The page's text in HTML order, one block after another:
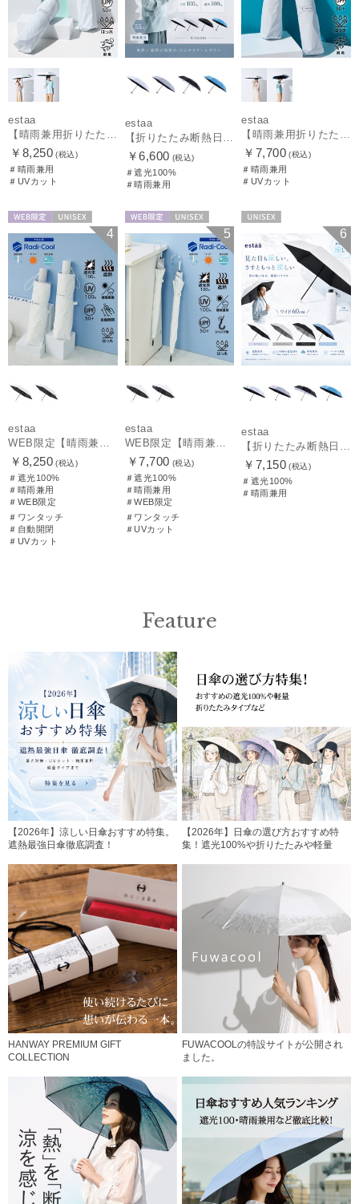
estaa
【晴雨兼用折りたたみ日傘】エスタ(estaa)REIKYAKUパラソル 大きめ60㎝ 世界初の放射冷却素材ラディクール 遮光100 UV100 耐風
￥8,250 (税込)
＃晴雨兼用
＃UVカット
estaa
【折りたたみ断熱日傘】エスタ (estaa) ハニカム断熱パラソル 55㎝ 折りたたみ傘 晴雨兼用 遮光100 UV100
￥6,600 (税込)
＃遮光100%
＃晴雨兼用
estaa
【晴雨兼用折りたたみ日傘】エスタ(estaa)REIKYAKUパラソル 54㎝ 世界初の放射冷却素材ラディクール 遮光100 UV100 耐風
￥7,700 (税込)
＃晴雨兼用
＃UVカット
4
estaa
￥8,250 (税込)
＃遮光100%
＃晴雨兼用
＃WEB限定
＃ワンタッチ
＃自動開閉
＃UVカット
5
estaa
￥7,700 (税込)
＃遮光100%
＃晴雨兼用
＃WEB限定
＃ワンタッチ
＃UVカット
6
estaa
￥7,150 (税込)
＃遮光100%
＃晴雨兼用
Feature
【2026年】涼しい日傘おすすめ特集。
遮熱最強日傘徹底調査！
【2026年】日傘の選び方おすすめ特
集！遮光100%や折りたたみや軽量
HANWAY PREMIUM GIFT
COLLECTION
FUWACOOLの特設サイトが公開され
ました。